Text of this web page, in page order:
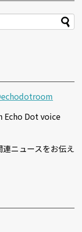
Echo Dot voice
連ニュースをお伝え